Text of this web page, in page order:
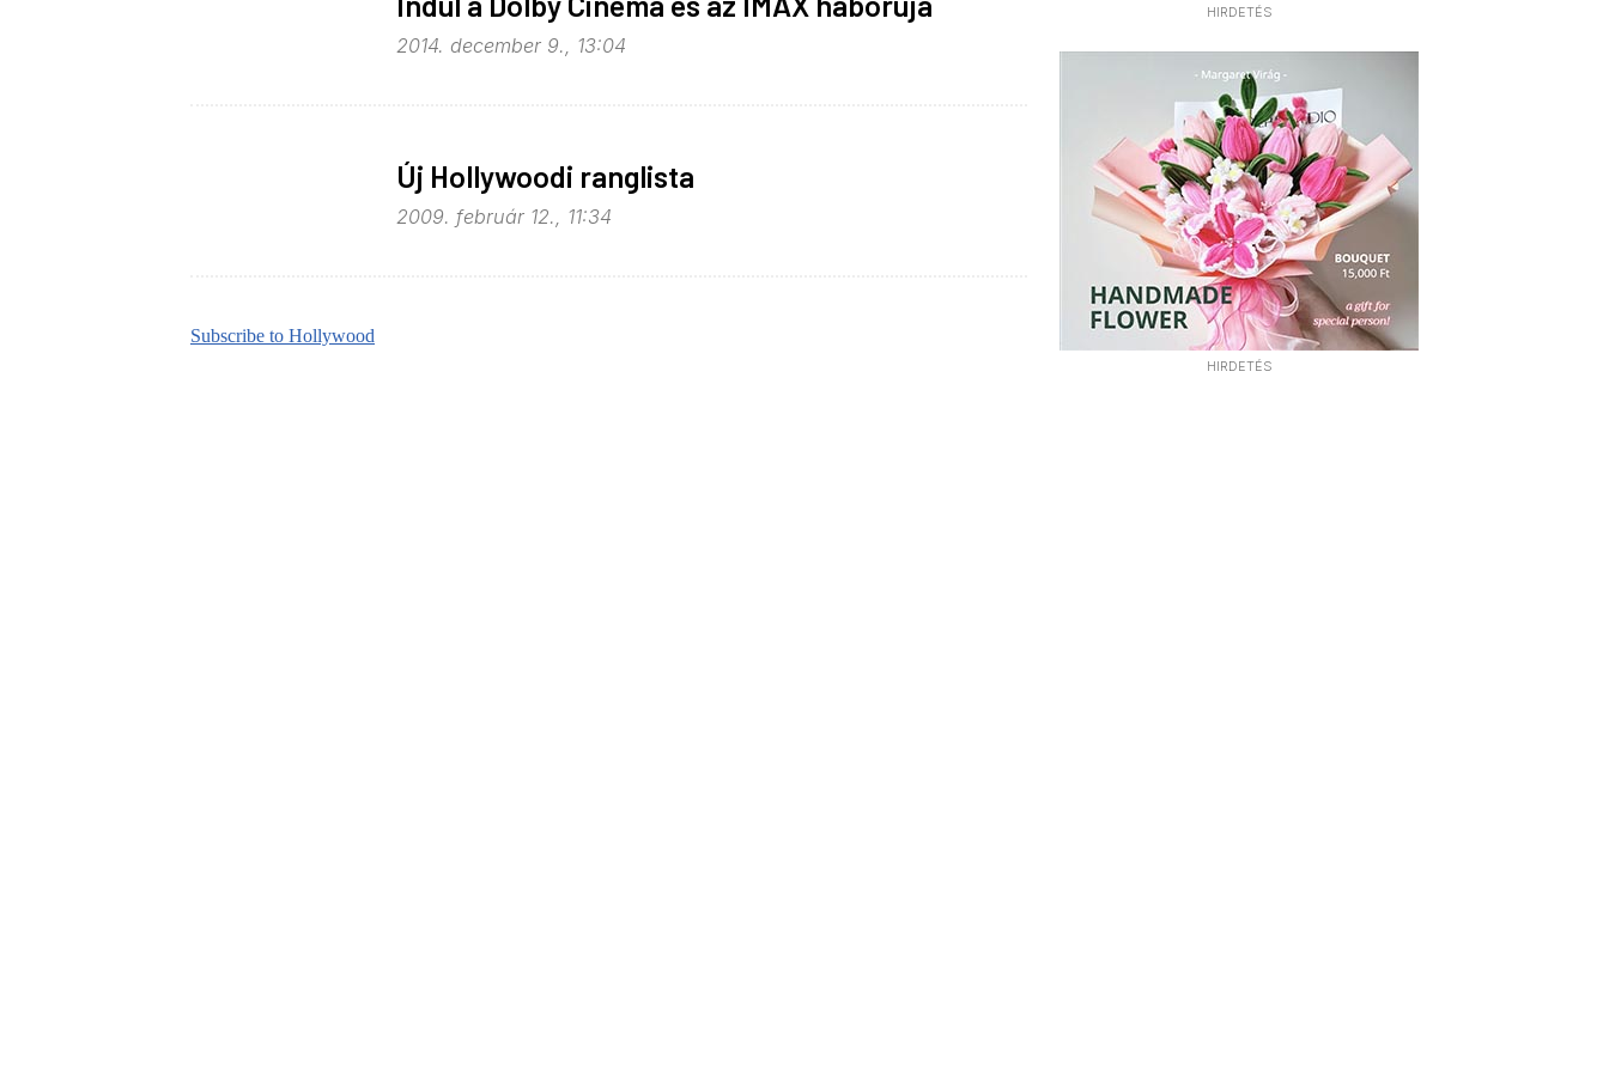
HIRDETÉS
HIRDETÉS
2014. december 9., 13:04
Új Hollywoodi ranglista
2009. február 12., 11:34
Subscribe to Hollywood